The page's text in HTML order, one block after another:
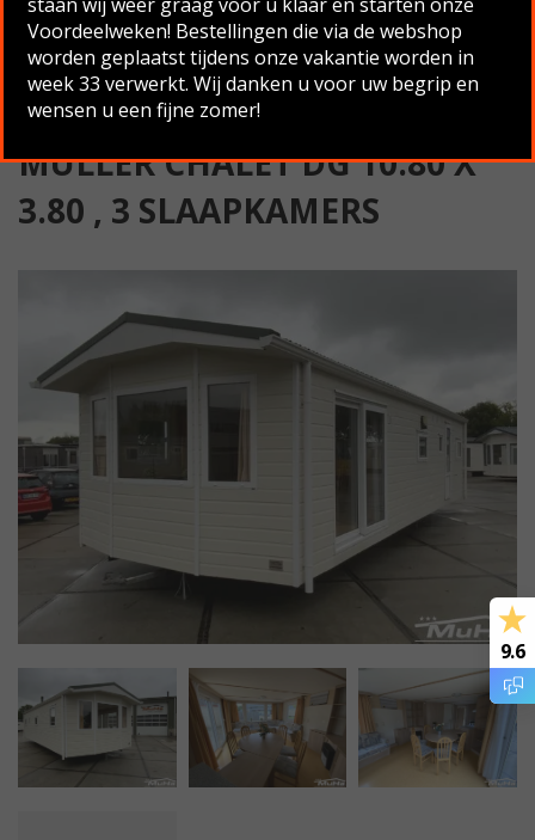
slaapkamers
Terug naar overzicht
MULLER CHALET DG 10.80 X
3.80 , 3 SLAAPKAMERS
Voordeelweken! Bestellingen die via de webshop
worden geplaatst tijdens onze vakantie worden in
week 33 verwerkt. Wij danken u voor uw begrip en
wensen u een fijne zomer!
9.6